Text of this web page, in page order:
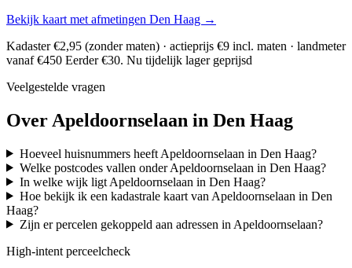
Bekijk kaart met afmetingen Den Haag →
Kadaster €2,95 (zonder maten) · actieprijs €9 incl. maten · landmeter
vanaf €450 Eerder €30. Nu tijdelijk lager geprijsd
Veelgestelde vragen
Over Apeldoornselaan in Den Haag
Hoeveel huisnummers heeft Apeldoornselaan in Den Haag?
Welke postcodes vallen onder Apeldoornselaan in Den Haag?
In welke wijk ligt Apeldoornselaan in Den Haag?
Hoe bekijk ik een kadastrale kaart van Apeldoornselaan in Den
Haag?
Zijn er percelen gekoppeld aan adressen in Apeldoornselaan?
High-intent perceelcheck